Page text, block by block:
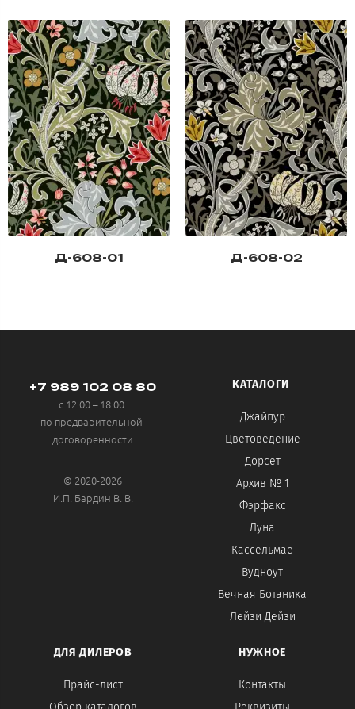
Д-608-01 Д-608-02
+7 989 102 08 80
с 12:00 – 18:00
по предварительной
договоренности
© 2020-2026
И.П. Бардин В. В.
КАТАЛОГИ
Джайпур
Цветоведение
Дорсет
Архив № 1
Фэрфакс
Луна
Кассельмае
Вудноут
Вечная Ботаника
Лейзи Дейзи
ДЛЯ ДИЛЕРОВ
Прайс-лист
НУЖНОЕ
Контакты